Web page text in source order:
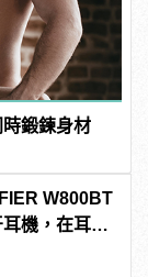
鍛鍊身材
W800BT
機，在耳邊